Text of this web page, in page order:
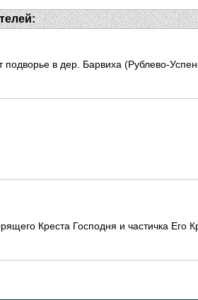
в дер. Барвиха (Рублево-
Креста Господня и частичка Его